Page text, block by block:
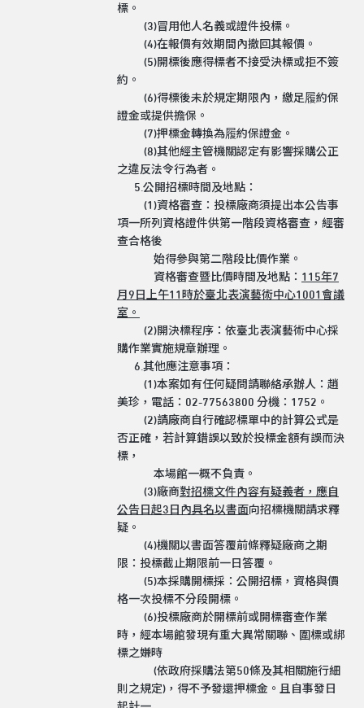
標。
(3)冒用他人名義或證件投標。
(4)在報價有效期間內撤回其報價。
(5)開標後應得標者不接受決標或拒不簽
約。
(6)得標後未於規定期限內，繳足履約保
證金或提供擔保。
(7)押標金轉換為履約保證金。
(8)其他經主管機關認定有影響採購公正
之違反法令行為者。
5.公開招標時間及地點：
(1)資格審查：投標廠商須提出本公告事
項一所列資格證件供第一階段資格審查，經審
查合格後
始得參與第二階段比價作業。
資格審查暨比價時間及地點： 115年7
月 9 日上午11 時於臺北表演藝術中心1001 會議
室。
(2)開決標程序：依臺北表演藝術中心採
購作業實施規章辦理。
6.其他應注意事項：
(1)本案如有任何疑問請聯絡承辦人：趙
美珍，電話：02-77563800 分機：1752。
(2)請廠商自行確認標單中的計算公式是
否正確，若計算錯誤以致於投標金額有誤而決
標，
本場館一概不負責。
(3)廠商對招標文件內容有疑義者，應自
公告日起3 日內具名以書面向招標機關請求釋
疑。
(4)機關以書面答覆前條釋疑廠商之期
限：投標截止期限前一日答覆。
(5)本採購開標採：公開招標，資格與價
格一次投標不分段開標。
(6)投標廠商於開標前或開標審查作業
時，經本場館發現有重大異常關聯、圍標或綁
標之嫌時
(依政府採購法第50條及其相關施行細
則之規定)，得不予發還押標金。且自事發日